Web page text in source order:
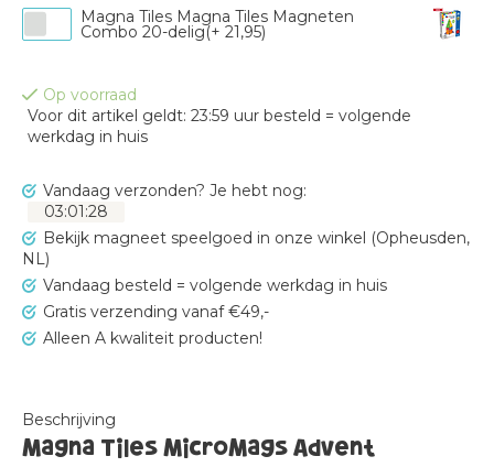
Magna Tiles Magna Tiles Magneten
Combo 20-delig(+ 21,95)
Op voorraad
Voor dit artikel geldt: 23:59 uur besteld = volgende
werkdag in huis
Vandaag verzonden? Je hebt nog:
03:01:28
Bekijk magneet speelgoed in onze winkel (Opheusden,
NL)
Vandaag besteld = volgende werkdag in huis
Gratis verzending vanaf €49,-
Alleen A kwaliteit producten!
Beschrijving
Magna Tiles MicroMags Advent